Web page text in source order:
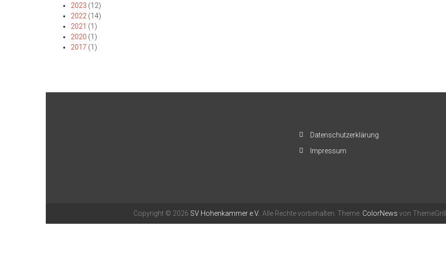
2023 (12)
2022 (14)
2021 (1)
2020 (1)
2017 (1)
Datenschutzerklärung
Impressum
Copyright © 2026 SV Hohenkammer e.V. . Alle Rechte vorbehalten. Theme: ColorNews von